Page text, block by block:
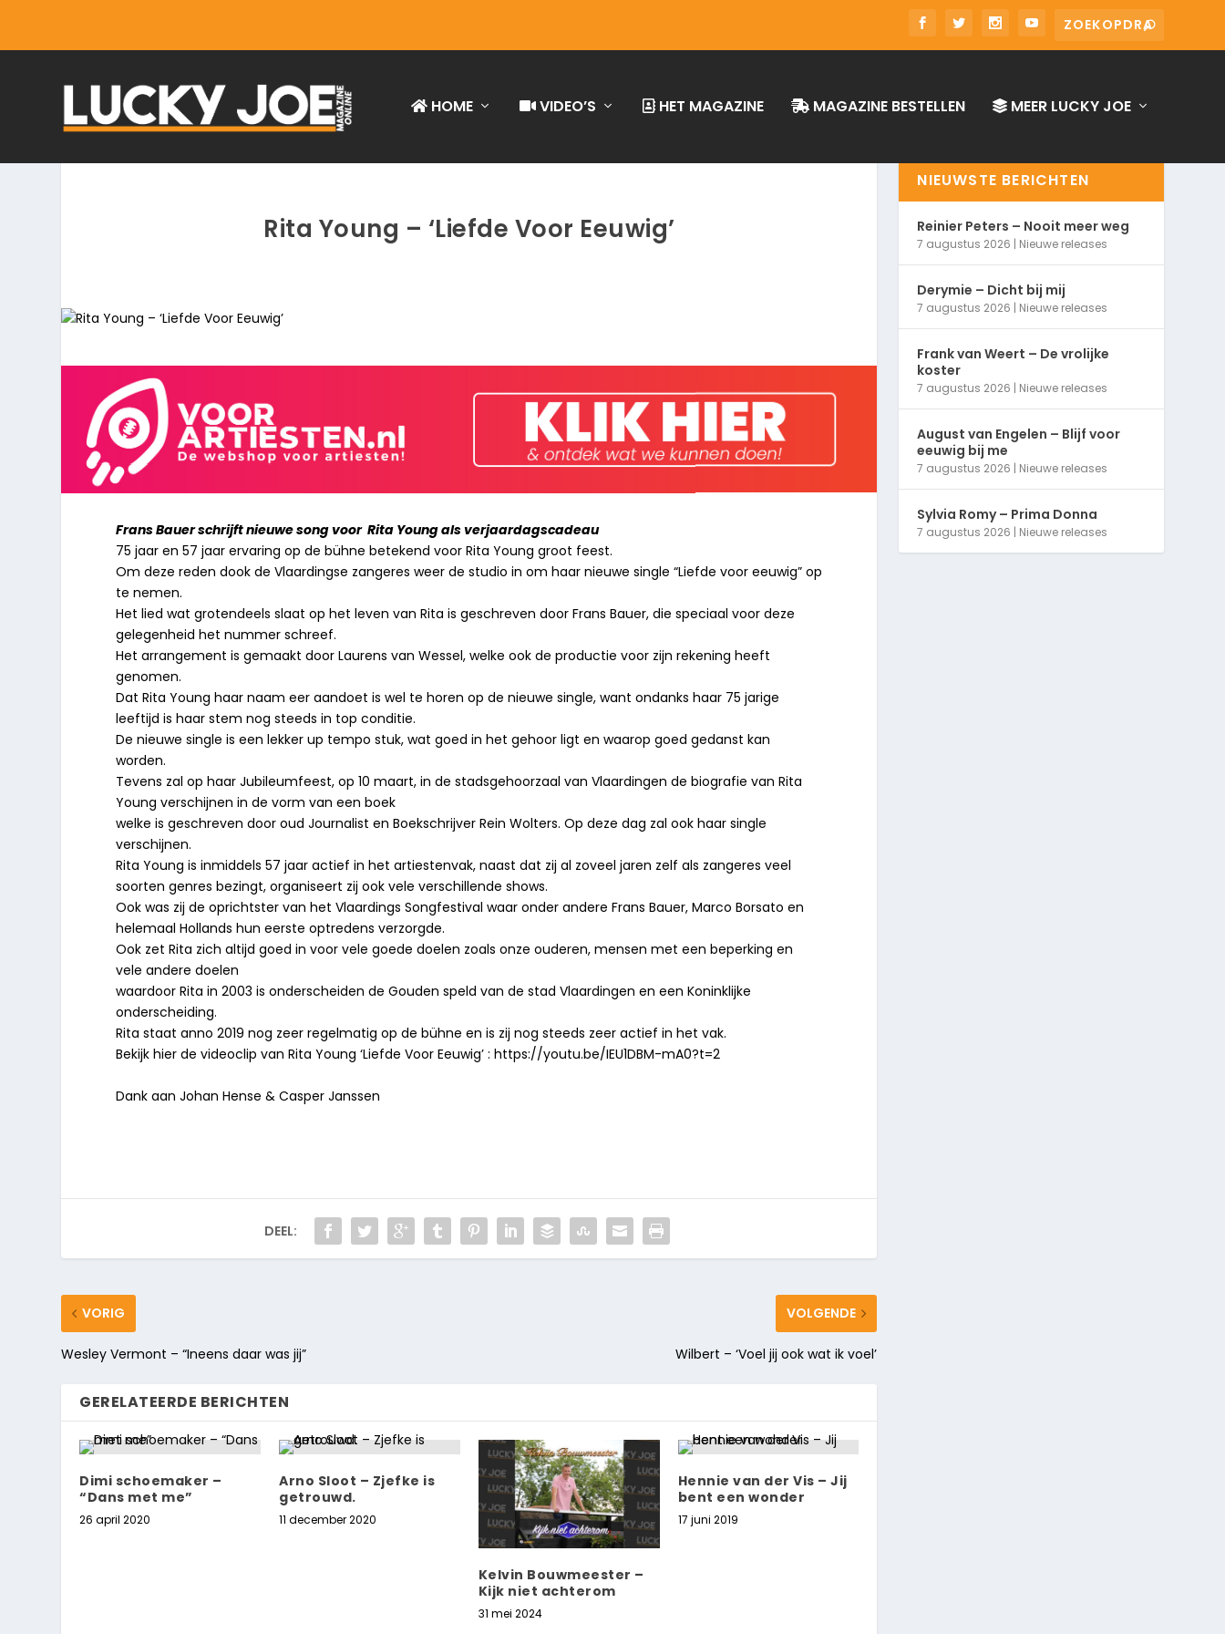
HOME VIDEO’S HET MAGAZINE MAGAZINE BESTELLEN MEER LUCKY JOE
Rita Young – ‘Liefde Voor Eeuwig’
Frans Bauer schrijft nieuwe song voor Rita Young als verjaardagscadeau
75 jaar en 57 jaar ervaring op de bühne betekend voor Rita Young groot feest.
Om deze reden dook de Vlaardingse zangeres weer de studio in om haar nieuwe single “Liefde voor eeuwig” op
te nemen.
Het lied wat grotendeels slaat op het leven van Rita is geschreven door Frans Bauer, die speciaal voor deze
gelegenheid het nummer schreef.
Het arrangement is gemaakt door Laurens van Wessel, welke ook de productie voor zijn rekening heeft
genomen.
Dat Rita Young haar naam eer aandoet is wel te horen op de nieuwe single, want ondanks haar 75 jarige
leeftijd is haar stem nog steeds in top conditie.
De nieuwe single is een lekker up tempo stuk, wat goed in het gehoor ligt en waarop goed gedanst kan
worden.
Tevens zal op haar Jubileumfeest, op 10 maart, in de stadsgehoorzaal van Vlaardingen de biografie van Rita
Young verschijnen in de vorm van een boek
welke is geschreven door oud Journalist en Boekschrijver Rein Wolters. Op deze dag zal ook haar single
verschijnen.
Rita Young is inmiddels 57 jaar actief in het artiestenvak, naast dat zij al zoveel jaren zelf als zangeres veel
soorten genres bezingt, organiseert zij ook vele verschillende shows.
Ook was zij de oprichtster van het Vlaardings Songfestival waar onder andere Frans Bauer, Marco Borsato en
helemaal Hollands hun eerste optredens verzorgde.
Ook zet Rita zich altijd goed in voor vele goede doelen zoals onze ouderen, mensen met een beperking en
vele andere doelen
waardoor Rita in 2003 is onderscheiden de Gouden speld van de stad Vlaardingen en een Koninklijke
onderscheiding.
Rita staat anno 2019 nog zeer regelmatig op de bühne en is zij nog steeds zeer actief in het vak.
Bekijk hier de videoclip van Rita Young ‘Liefde Voor Eeuwig’ : https://youtu.be/IEU1DBM-mA0?t=2
Dank aan Johan Hense & Casper Janssen
DEEL:
VORIG
Wesley Vermont – “Ineens daar was jij”
VOLGENDE
Wilbert – ‘Voel jij ook wat ik voel’
GERELATEERDE BERICHTEN
Dimi schoemaker –
“Dans met me”
26 april 2020
Arno Sloot – Zjefke is
getrouwd.
11 december 2020
Kelvin Bouwmeester –
Kijk niet achterom
31 mei 2024
Hennie van der Vis – Jij
bent een wonder
17 juni 2019
NIEUWSTE BERICHTEN
Reinier Peters – Nooit meer weg
7 augustus 2026 | Nieuwe releases
Derymie – Dicht bij mij
7 augustus 2026 | Nieuwe releases
Frank van Weert – De vrolijke
koster
7 augustus 2026 | Nieuwe releases
August van Engelen – Blijf voor
eeuwig bij me
7 augustus 2026 | Nieuwe releases
Sylvia Romy – Prima Donna
7 augustus 2026 | Nieuwe releases